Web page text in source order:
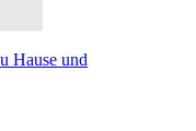
Hause und